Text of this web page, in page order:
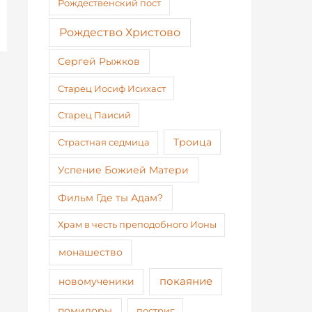
Рождественский пост
Рождество Христово
Сергей Рыжков
Старец Иосиф Исихаст
Старец Паисий
Страстная седмица Троица
Успение Божией Матери
Фильм Где ты Адам?
Храм в честь преподобного Ионы
монашество
новомученики покаяние